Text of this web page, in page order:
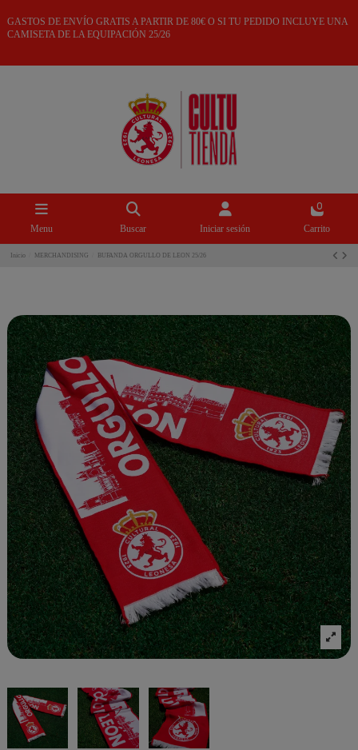
GASTOS DE ENVÍO GRATIS A PARTIR DE 80€ O SI TU PEDIDO INCLUYE UNA
CAMISETA DE LA EQUIPACIÓN 25/26
Menu Buscar Iniciar sesión
0
Carrito
Inicio MERCHANDISING BUFANDA ORGULLO DE LEON 25/26